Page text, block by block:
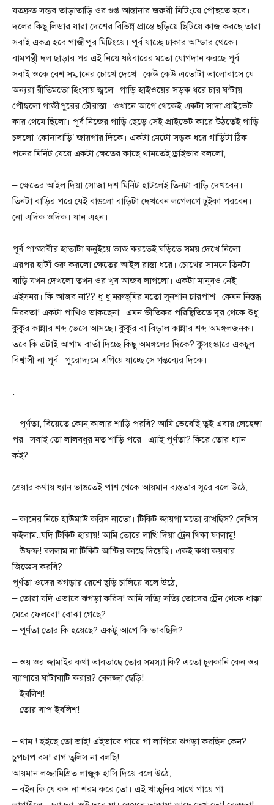
যতদ্রুত সম্ভব তাড়াতাড়ি ওর গুপ্ত আস্তানার জরুরী মিটিংয়ে পৌছতে হবে।
দলের কিছু লিডার যারা দেশের বিভিন্ন প্রান্তে ছড়িয়ে ছিটিয়ে কাজ করছে তারা
সবাই একত্র হবে গাজীপুর মিটিংয়ে। পূর্ব যাচ্ছে ঢাকার আন্ডার থেকে।
বামপন্থী দল ছাড়ার পর এই নিয়ে ষষ্ঠবারের মতো যোগদান করছে পূর্ব।
সবাই ওকে বেশ সম্মানের চোখে দেখে। কেউ কেউ এতোটা ভালোবাসে যে
অন্যরা রীতিমতো হিংসায় জ্বলে। গাড়ি হাইওয়ের সড়ক ধরে চার ঘন্টায়
পৌছলো গাজীপুরের চৌরাস্তা। ওখানে আগে থেকেই একটা সাদা প্রাইভেট
কার থেমে ছিলো। পূর্ব নিজের গাড়ি ছেড়ে সেই প্রাইভেট কারে উঠতেই গাড়ি
চললো ‘কোনাবাড়ি’ জায়গার দিকে। একটা মেটো সড়ক ধরে গাড়িটা ঠিক
পনের মিনিট যেয়ে একটা ক্ষেতের কাছে থামতেই ড্রাইভার বললো,
– ক্ষেতের আইল দিয়া সোজা দশ মিনিট হাটলেই তিনটা বাড়ি দেখবেন।
তিনটা বাড়ির পরে যেই বাঙলো বাড়িটা দেখবেন লগেলগে ঢুইকা পরবেন।
নো এদিক ওদিক। যান এহন।
পূর্ব পান্জাবীর হাতাটা কনুইয়ে ভাজ করতেই ঘড়িতে সময় দেখে নিলো।
এরপর হাটাঁ শুরু করলো ক্ষেতের আইল রাস্তা ধরে। চোখের সামনে তিনটা
বাড়ি যখন দেখলো তখন ওর খুব আজব লাগলো। একটা মানুষও নেই
এইসময়। কি আজব না?? ধু ধু মরুভূমির মতো সুনশান চারপাশ। কেমন নিস্তব্ধ
নিরবতা! একটা পাখিও ডাকছেনা। এমন ভীতিকর পরিস্থিতিতে দূর থেকে শুধু
কুকুর কান্নার শব্দ ভেসে আসছে। কুকুর বা বিড়াল কান্নার শব্দ অমঙ্গলজনক।
তবে কি এটাই আগাম বার্তা দিচ্ছে কিছু অমঙ্গলের দিকে? কুসংস্কারে একচুল
বিশ্বাসী না পূর্ব। পুরোদ্যমে এগিয়ে যাচ্ছে সে গন্তব্যের দিকে।
.
– পূর্ণতা, বিয়েতে কোন্ কালার শাড়ি পরবি? আমি ভেবেছি তুই এবার লেহেঙ্গা
পর। সবাই তো লালবধুর মত শাড়ি পরে। এ্যাই পূর্ণতা? কিরে তোর ধ্যান
কই?
শ্রেয়ার কথায় ধ্যান ভাঙতেই পাশ থেকে আয়মান ব্যস্ততার সুরে বলে উঠে,
– কানের নিচে হাউমাউ করিস নাতো। টিকিট জায়গা মতো রাখছিস? দেখিস
কইলাম..যদি টিকিট হারায়! আমি তোরে লাত্থি দিয়া ট্রেন থিকা ফালামু!
– উফফ! বললাম না টিকিট আন্টির কাছে দিয়েছি। একই কথা কয়বার
জিজ্ঞেস করবি?
পূর্ণতা ওদের ঝগড়ার রেশে ছুড়ি চালিয়ে বলে উঠে,
– তোরা যদি এভাবে ঝগড়া করিস! আমি সত্যি সত্যি তোদের ট্রেন থেকে ধাক্কা
মেরে ফেলবো! বোঝা গেছে?
– পূর্ণতা তোর কি হয়েছে? একটু আগে কি ভাবছিলি?
– ওয় ওর জামাইর কথা ভাবতাছে তোর সমস্যা কি? এতো চুলকানি কেন ওর
ব্যাপারে ঘাটাঘাটি করার? বেলজ্জা ছেড়ি!
– ইবলিশ!
– তোর বাপ ইবলিশ!
– থাম ! হইছে তো ভাই! এইভাবে গায়ে গা লাগিয়ে ঝগড়া করছিস কেন?
চুপচাপ বস! রাগ তুলিস না বলছি!
আয়মান লজ্জামিশ্রিত লাজুক হাসি দিয়ে বলে উঠে,
– বইন কি যে কস না শরম করে তো। এই খাচ্চুনির সাথে গায়ে গা